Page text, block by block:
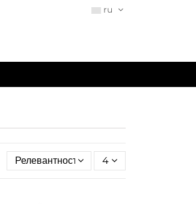
ru
Релевантность 4